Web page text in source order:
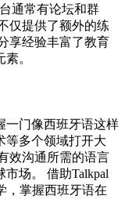
通常有论坛和群
仅提供了额外的练
享经验丰富了教育
。
一门像西班牙语这样
等多个领域打开大
效沟通所需的语言
场。 借助Talkpal
，掌握西班牙语在